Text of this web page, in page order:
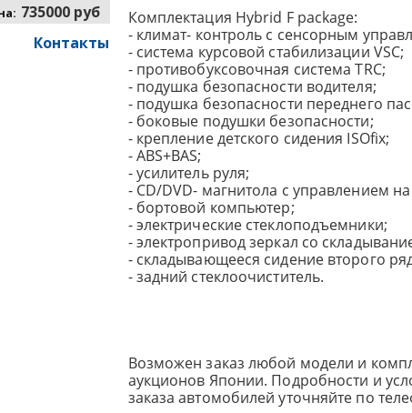
735000 руб
Контакты
Комплектация Hybrid F package:
- климат- контроль с сенсорным
- система курсовой стабилизации VSC;
- противобуксовочная система TRC;
- подушка безопасности водителя;
- подушка безопасности переднего
- боковые подушки безопасности;
- крепление детского сидения ISOfix;
- ABS+BAS;
- усилитель руля;
- CD/DVD- магнитола с управлением
- бортовой компьютер;
- электрические стеклоподъемники;
- электропривод зеркал со
- складывающееся сидение второго
- задний стеклоочиститель.
Возможен заказ любой модели и
аукционов Японии. Подробности и
заказа автомобилей уточняйте по